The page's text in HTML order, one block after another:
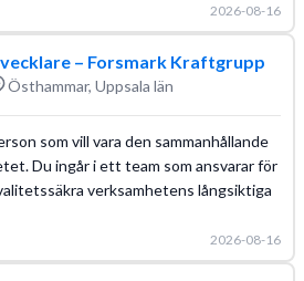
2026-08-16
– Forsmark Kraftgrupp
Östhammar, Uppsala län
som vill vara den sammanhållande
Du ingår i ett team som ansvarar för
verksamhetens långsiktiga
2026-08-16